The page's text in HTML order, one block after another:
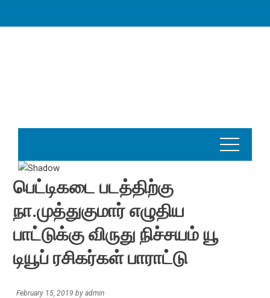
பெட்டிகடை படத்திற்கு
நா.முத்துகுமார் எழுதிய
பாட்டுக்கு விருது நிச்சயம் யூ
டியூப் ரசிகர்கள் பாராட்டு
February 15, 2019 byadmin